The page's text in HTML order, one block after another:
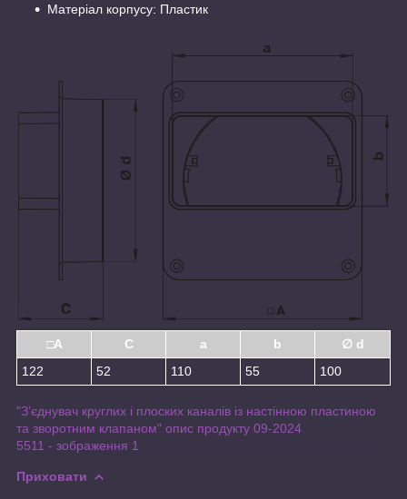
Матеріал корпусу: Пластик
□A C a b
∅ d
122
52 110 55 100
"З’єднувач круглих і плоских каналів із настінною пластиною
та зворотним клапаном" опис продукту 09-2024
5511 - зображення 1
Приховати